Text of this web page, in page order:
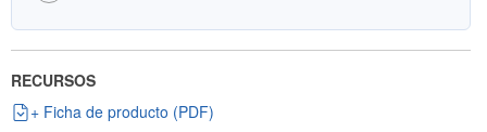
RECURSOS
+ Ficha de producto (PDF)